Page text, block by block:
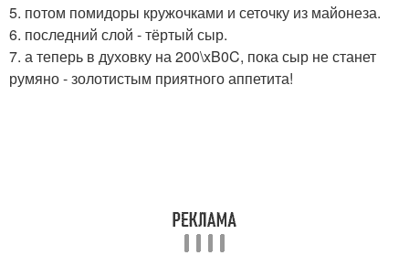
5. потом помидоры кружочками и сеточку из майонеза.
6. последний слой - тёртый сыр.
7. а теперь в духовку на 200\xB0C, пока сыр не станет
румяно - золотистым приятного аппетита!